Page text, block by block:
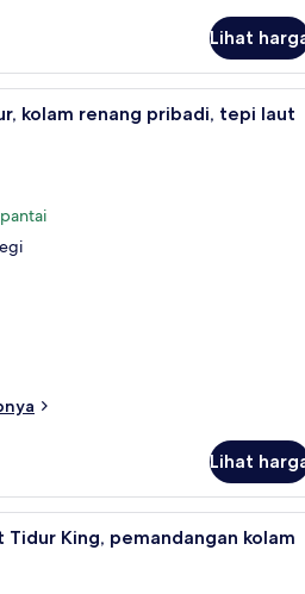
Lihat
Vila, 1 kamar tidur, kolam
kolam renang pribadi, tepi laut
Lihat
Kamar, 1 Tempat Tidur King,
Tidur King, pemandangan kolam